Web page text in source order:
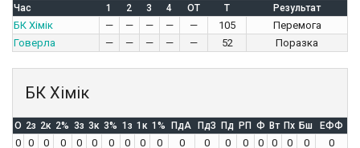
Час 1 2 3 4 OT T Результат
БК Хімік — — — — — 105
Перемога
Говерла
— — — — — 52 Поразка
БК Хімік
O 2з 2к 2% 3з 3к 3% 1з 1к 1% ПдА ПдЗ Пд РП Ф Вт Пх Бш ЕФФ
0 0 0 0 0 0 0 0 0 0 0 0 0 0 0 0 0 0 0